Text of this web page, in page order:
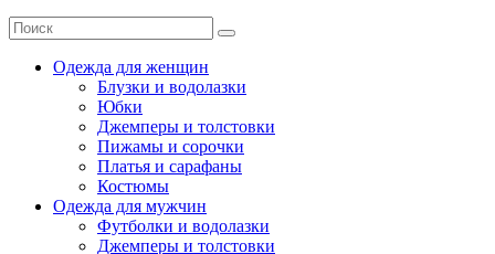
Одежда для женщин
Блузки и водолазки
Юбки
Джемперы и толстовки
Пижамы и сорочки
Платья и сарафаны
Костюмы
Одежда для мужчин
Футболки и водолазки
Джемперы и толстовки